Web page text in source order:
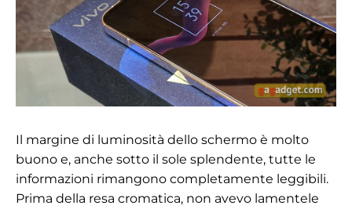
Il margine di luminosità dello schermo è molto
buono e, anche sotto il sole splendente, tutte le
informazioni rimangono completamente leggibili.
Prima della resa cromatica, non avevo lamentele